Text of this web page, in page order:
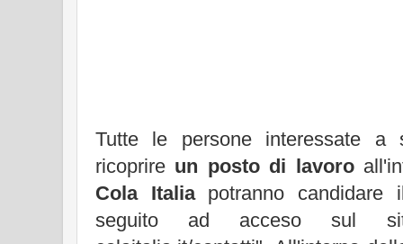
Tutte le persone interessate
ricoprire un posto di lavoro
Cola Italiapotranno candidare
seguito ad acceso sul